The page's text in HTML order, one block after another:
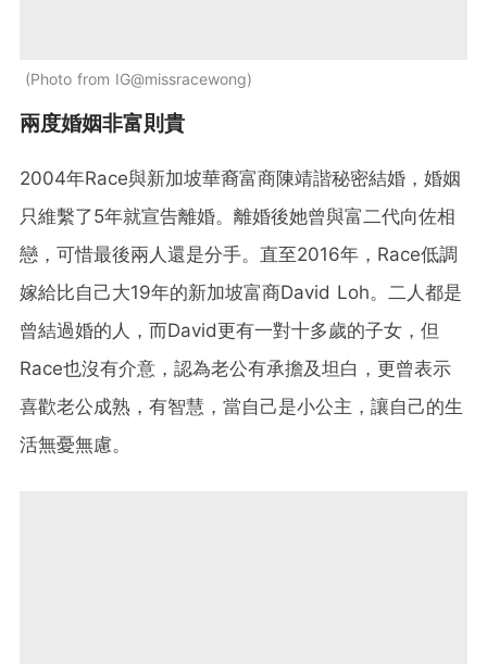
Photo from IG@missracewong
兩度婚姻非富則貴
2004年Race與新加坡華裔富商陳靖諧秘密結婚，婚姻
只維繫了5年就宣告離婚。離婚後她曾與富二代向佐相
戀，可惜最後兩人還是分手。直至2016年，Race低調
嫁給比自己大19年的新加坡富商David Loh。二人都是
曾結過婚的人，而David更有一對十多歲的子女，但
Race也沒有介意，認為老公有承擔及坦白，更曾表示
喜歡老公成熟，有智慧，當自己是小公主，讓自己的生
活無憂無慮。